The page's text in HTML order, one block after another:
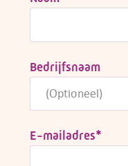
Bedrijfsnaam
E-mailadres*